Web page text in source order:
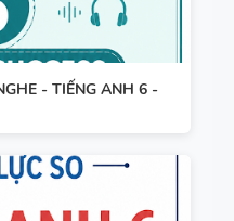
- TIẾNG ANH 6 -